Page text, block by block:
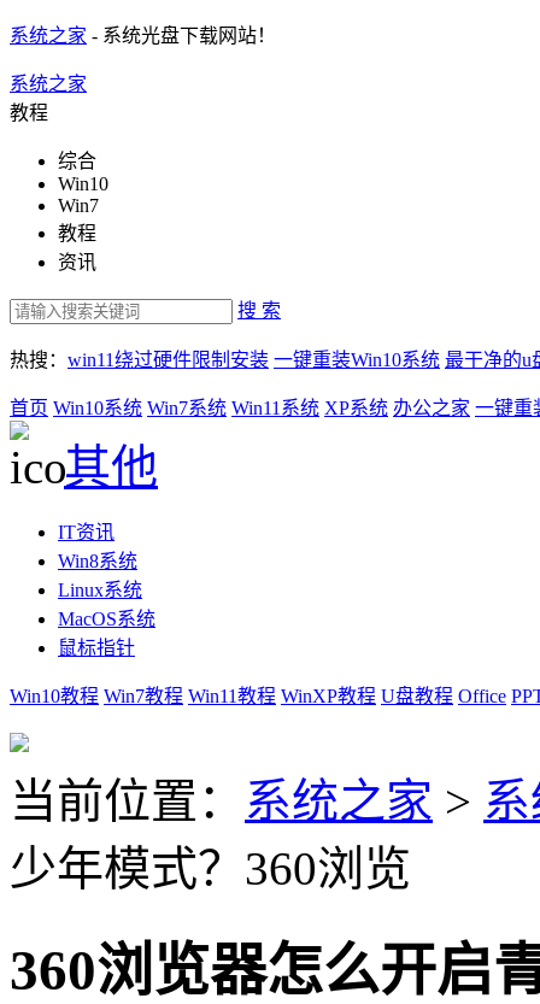
系统之家 - 系统光盘下载网站！
系统之家
教程
综合
Win10
Win7
教程
资讯
搜 索
热搜： win11绕过硬件限制安装 一键重装Win10系统 最干净的u
首页 Win10系统 Win7系统 Win11系统 XP系统 办公之家 一键重
其他
IT资讯
Win8系统
Linux系统
MacOS系统
鼠标指针
Win10教程 Win7教程 Win11教程 WinXP教程 U盘教程 Office
当前位置： 系统之家 >
少年模式？360浏览
360浏览器怎么开启